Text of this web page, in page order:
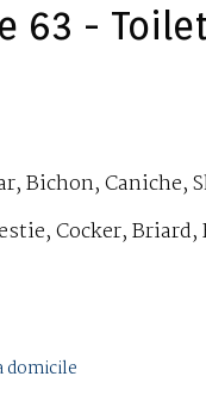
63 -
Bichon, Caniche,
Cocker, Briard,
domicile